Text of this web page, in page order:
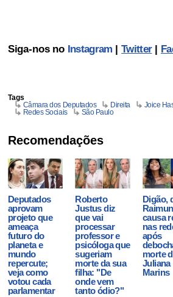
Siga-nos no Instagram |Twitter|
Tags
Câmara dos Deputados
Direita Joice
Redes Sociais
São Paulo
Recomendações
Deputados
aprovam
projeto que
ameaça
futuro do
planeta e
mundo
repercute;
veja como
votou cada
parlamentar
Roberto
Justus diz
que vai
processar
professor e
psicóloga que
sugeriam
morte da sua
filha: "De
onde vem
tanto ódio?"
Digão,
causa
nas
após
morte
Juliana
Marins